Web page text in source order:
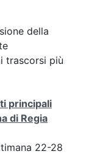
della
trascorsi più
principali
di Regia
22-28